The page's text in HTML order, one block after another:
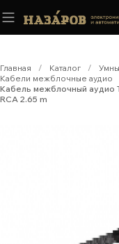
Главная / Каталог /
Кабели межблочные аудио
Кабель межблочный аудио
RCA 2.65 m